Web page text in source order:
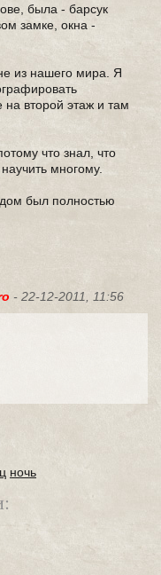
была - барсук
замке, окна -
из нашего мира. Я
второй этаж и там
что знал, что
многому.
был полностью
- 22-12-2011, 11:56
ночь